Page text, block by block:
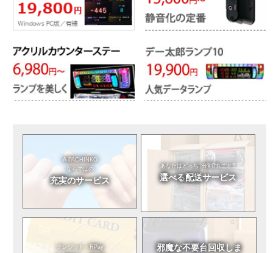
A-PACHINKO
ならではの
充実のサービス
あなたはどっち?分割?丸ごと?
選べる配送サービス
クレジット・RPay 邪魔な不要台回収しま